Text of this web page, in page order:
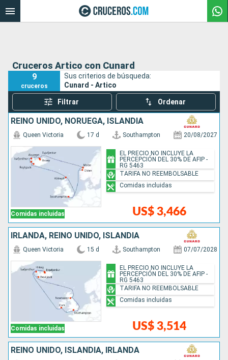
Cruceros Artico con Cunard
9
cruceros
Sus criterios de búsqueda:
Cunard - Artico
Filtrar Ordenar
REINO UNIDO, NORUEGA, ISLANDIA
Comidas incluidas
Queen Victoria 17 d Southampton 20/08/2027
US$ 3,466
EL PRECIO NO INCLUYE LA
PERCEPCIÓN DEL 30% DE AFIP -
RG 5463
TARIFA NO REEMBOLSABLE
Comidas incluidas
IRLANDA, REINO UNIDO, ISLANDIA
Comidas incluidas
Queen Victoria 15 d Southampton 07/07/2028
US$ 3,514
EL PRECIO NO INCLUYE LA
PERCEPCIÓN DEL 30% DE AFIP -
RG 5463
TARIFA NO REEMBOLSABLE
Comidas incluidas
REINO UNIDO, ISLANDIA, IRLANDA